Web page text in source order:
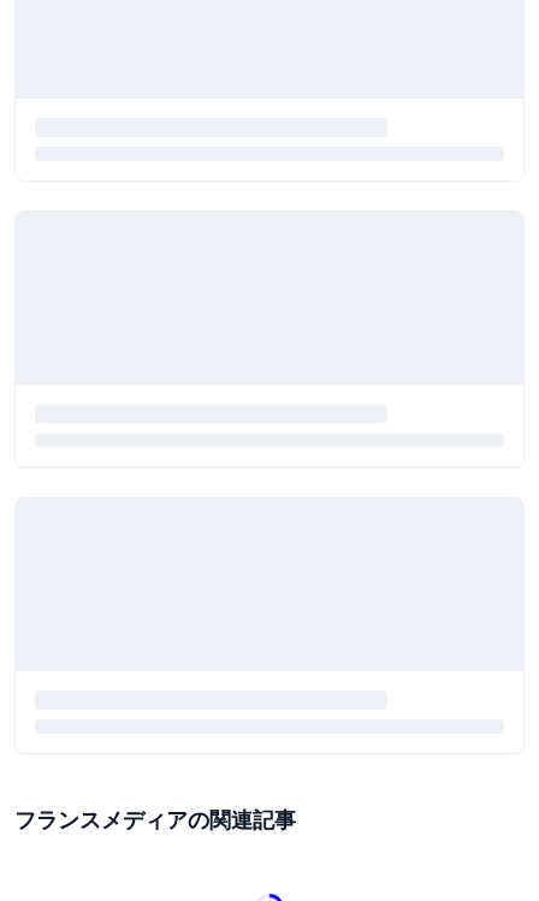
フランスメディアの関連記事